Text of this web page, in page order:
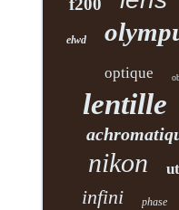
elwd
optique
lentille
nikon
infini phase